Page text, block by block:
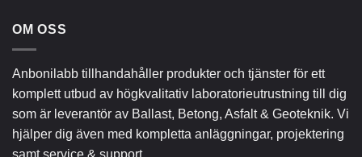
OM OSS
Anbonilabb tillhandahåller produkter och tjänster för ett
komplett utbud av högkvalitativ laboratorieutrustning till dig
som är leverantör av Ballast, Betong, Asfalt & Geoteknik. Vi
hjälper dig även med kompletta anläggningar, projektering
samt service & support.